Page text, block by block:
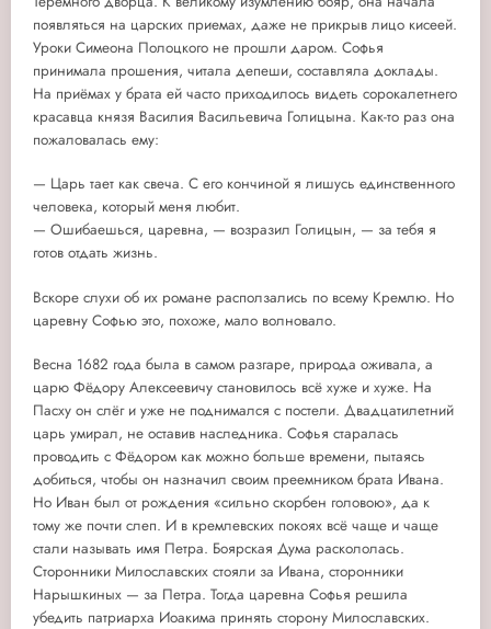
появляться на царских приемах, даже не прикрыв лицо кисеей.
Уроки Симеона Полоцкого не прошли даром. Софья
принимала прошения, читала депеши, составляла доклады.
На приёмах у брата ей часто приходилось видеть сорокалетнего
красавца князя Василия Васильевича Голицына. Как-то раз она
пожаловалась ему:
— Царь тает как свеча. С его кончиной я лишусь единственного
человека, который меня любит.
— Ошибаешься, царевна, — возразил Голицын, — за тебя я
готов отдать жизнь.
Вскоре слухи об их романе расползались по всему Кремлю. Но
царевну Софью это, похоже, мало волновало.
Весна 1682 года была в самом разгаре, природа оживала, а
царю Фёдору Алексеевичу становилось всё хуже и хуже. На
Пасху он слёг и уже не поднимался с постели. Двадцатилетний
царь умирал, не оставив наследника. Софья старалась
проводить с Фёдором как можно больше времени, пытаясь
добиться, чтобы он назначил своим преемником брата Ивана.
Но Иван был от рождения «сильно скорбен головою», да к
тому же почти слеп. И в кремлевских покоях всё чаще и чаще
стали называть имя Петра. Боярская Дума раскололась.
Сторонники Милославских стояли за Ивана, сторонники
Нарышкиных — за Петра. Тогда царевна Софья решила
убедить патриарха Иоакима принять сторону Милославских.